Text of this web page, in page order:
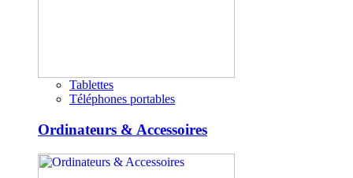
Tablettes
Téléphones portables
Ordinateurs & Accessoires